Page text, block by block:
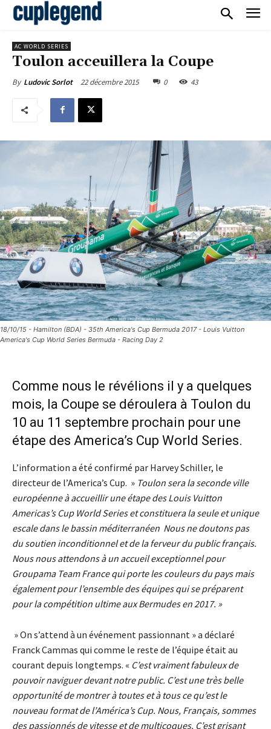
AC WORLD SERIES
Toulon acceuillera la Coupe
By Ludovic Sorlot 22 décembre 2015 0 43
18/10/15 - Hamilton (BDA) - 35th America's Cup Bermuda 2017 - Louis Vuitton
America's Cup World Series Bermuda - Racing Day 2
Comme nous le révélions il y a quelques
mois, la Coupe se déroulera à Toulon du
10 au 11 septembre prochain pour une
étape des America’s Cup World Series.
L’information a été confirmé par Harvey Schiller, le
directeur de l’America’s Cup. » Toulon sera la seconde ville
européenne à accueillir une étape des Louis Vuitton
Americas’s Cup World Series et constituera la seule et unique
escale dans le bassin méditerranéen Nous ne doutons pas
du soutien inconditionnel et de la ferveur du public français.
Nous nous attendons à un accueil exceptionnel pour
Groupama Team France qui porte les couleurs du pays mais
également pour l’ensemble des équipes qui se préparent
pour la compétition ultime aux Bermudes en 2017. »
» On s’attend à un événement passionnant » a déclaré
Franck Cammas qui comme le reste de l’équipe était au
courant depuis longtemps. « C’est vraiment fabuleux de
pouvoir naviguer devant notre public. C’est une très belle
opportunité de montrer à toutes et à tous ce qu’est le
nouveau format de l’América’s Cup. Nous, Français, sommes
des passionnés de vitesse et de multicoques. C’est grisant